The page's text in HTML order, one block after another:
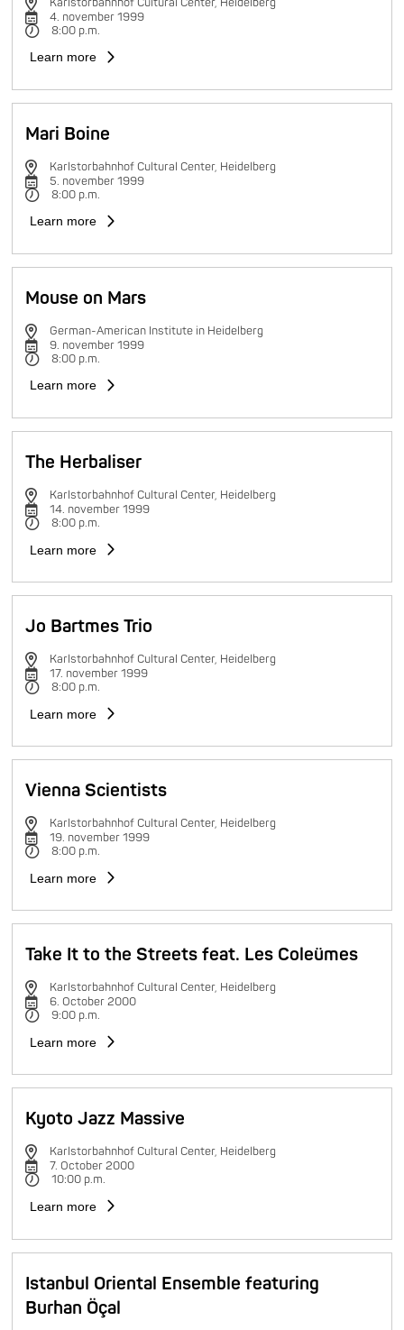
4. november 1999
8:00 p.m.
Learn more
Mari Boine
Karlstorbahnhof Cultural Center, Heidelberg
5. november 1999
8:00 p.m.
Learn more
Mouse on Mars
German-American Institute in Heidelberg
9. november 1999
8:00 p.m.
Learn more
The Herbaliser
Karlstorbahnhof Cultural Center, Heidelberg
14. november 1999
8:00 p.m.
Learn more
Jo Bartmes Trio
Karlstorbahnhof Cultural Center, Heidelberg
17. november 1999
8:00 p.m.
Learn more
Vienna Scientists
Karlstorbahnhof Cultural Center, Heidelberg
19. november 1999
8:00 p.m.
Learn more
Take It to the Streets feat. Les Coleümes
Karlstorbahnhof Cultural Center, Heidelberg
6. October 2000
9:00 p.m.
Learn more
Kyoto Jazz Massive
Karlstorbahnhof Cultural Center, Heidelberg
7. October 2000
10:00 p.m.
Learn more
Istanbul Oriental Ensemble featuring
Burhan Öçal